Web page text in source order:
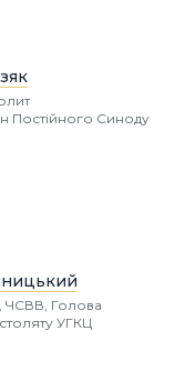
Постійного Синоду
ЧСВВ, Голова
УГКЦ